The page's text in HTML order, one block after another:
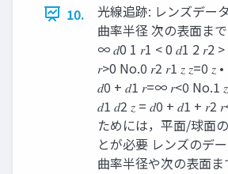
10.
光線追跡: レンズデー
曲率半径 次の表面ま
∞ 𝑑0 1 𝑟1 < 0 𝑑1 2
𝑟>0 No.0 𝑟2 𝑟1 𝑧 𝑧=0 𝑧
𝑑0 + 𝑑1 𝑟=∞ 𝑟<0 No.1
𝑑1 𝑑2 𝑧 = 𝑑0 + 𝑑1 + 𝑟2
ためには，平面/球面
とが必要 レンズのデ
曲率半径や次の表面